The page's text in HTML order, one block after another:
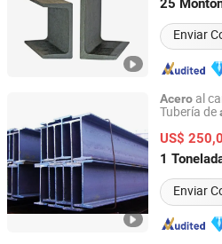
25
Enviar
Acero al
Tubería de
deaceroal
Materials/
Laminado
US$
1
Enviar
Hongye Steel (Shandong) Co.,
Shandong, China